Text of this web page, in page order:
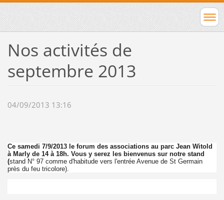
Nos activités de
septembre 2013
04/09/2013 13:16
Ce samedi 7/9/2013 le forum des associations au parc Jean Witold
à Marly de 14 à 18h. Vous y serez les bienvenus sur notre stand
(stand N° 97 comme d'habitude vers l'entrée Avenue de St Germain
près du feu tricolore).